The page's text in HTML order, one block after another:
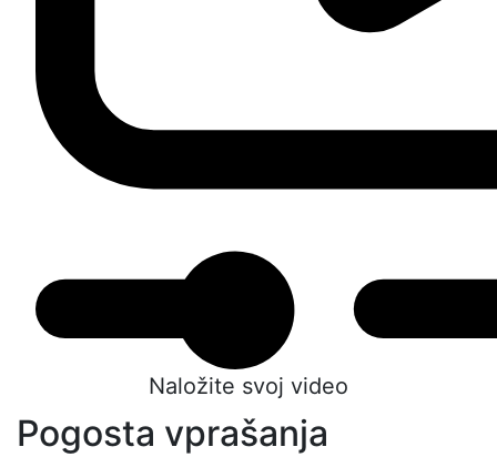
Naložite svoj video
Pogosta vprašanja